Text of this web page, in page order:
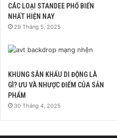
CÁC LOẠI STANDEE PHỔ BIẾN
NHẤT HIỆN NAY
29 Tháng 5, 2025
KHUNG SÂN KHẤU DI ĐỘNG LÀ
GÌ? ƯU VÀ NHƯỢC ĐIỂM CỦA SẢN
PHẨM
30 Tháng 4, 2025